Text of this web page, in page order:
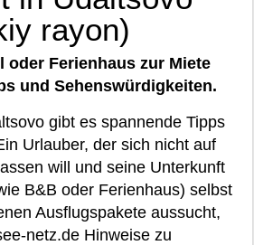
rayon)
oder Ferienhaus zur Miete
und Sehenswürdigkeiten.
gibt es spannende Tipps
Urlauber, der sich nicht auf
will und seine Unterkunft
B&B oder Ferienhaus) selbst
Ausflugspakete aussucht,
netz.de Hinweise zu